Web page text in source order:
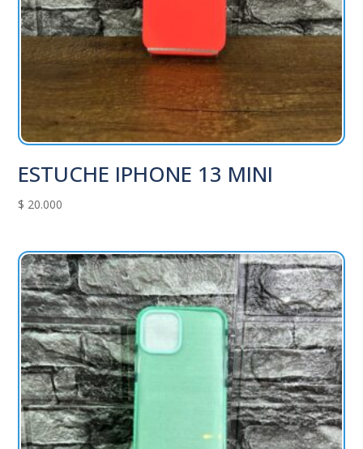
ESTUCHE IPHONE 13 MINI
$ 20.000